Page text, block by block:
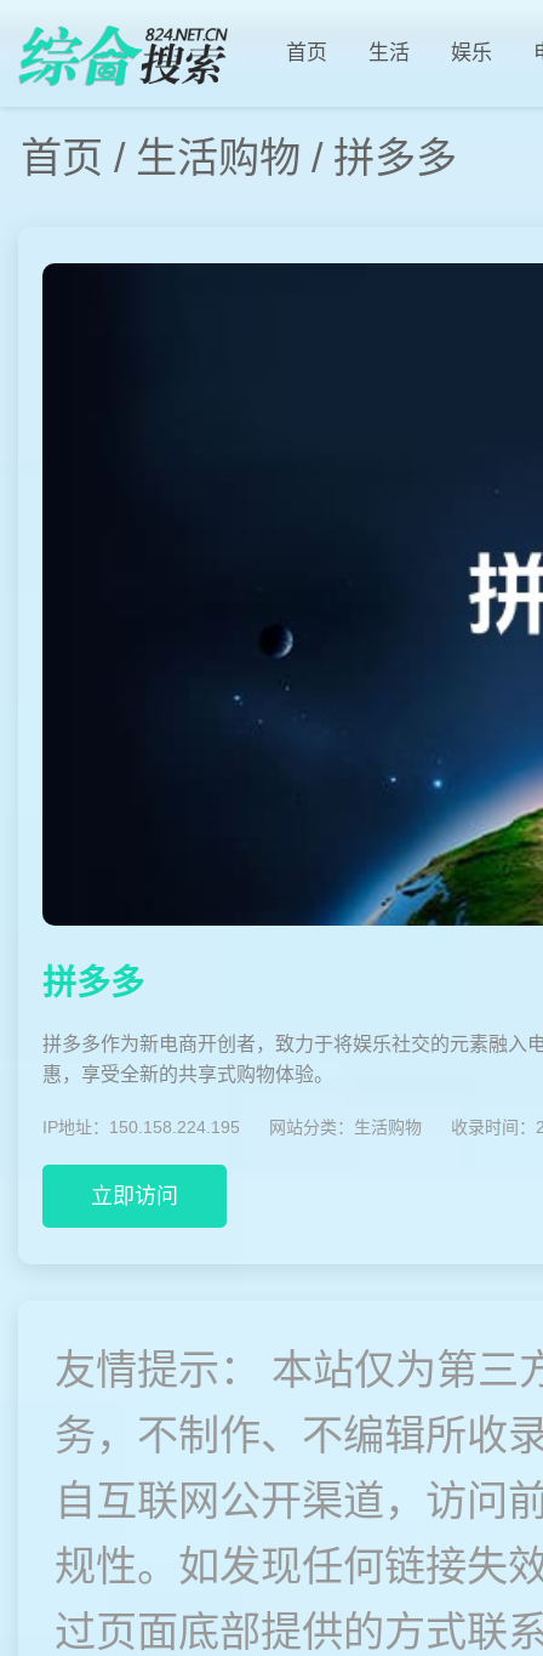
首页 生活 娱乐
首页 / 生活购物 / 拼多多
拼多多
拼多多作为新电商开创者，致力于将娱乐社交的元素融入
惠，享受全新的共享式购物体验。
IP地址：150.158.224.195 网站分类： 生活购物 收录时间：
立即访问
友情提示： 本站仅为第三
务，不制作、不编辑所收
自互联网公开渠道，访问
规性。如发现任何链接失
过页面底部提供的方式联